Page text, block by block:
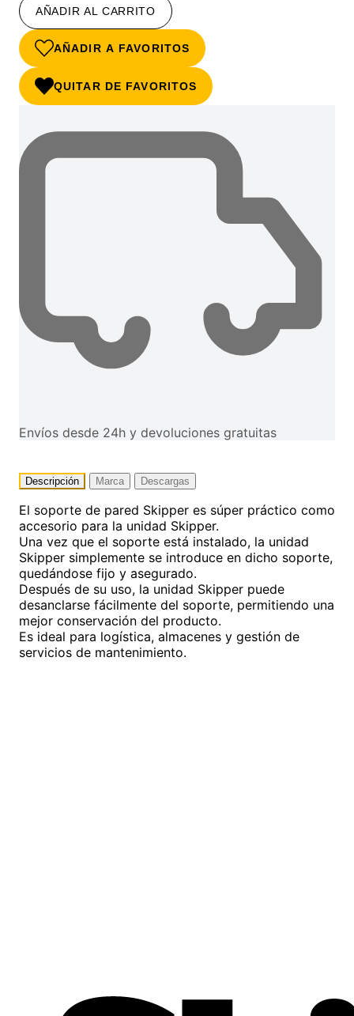
AÑADIR AL CARRITO
AÑADIR A FAVORITOS
QUITAR DE FAVORITOS
Envíos desde 24h y devoluciones gratuitas
Descripción Marca Descargas
El soporte de pared Skipper es súper práctico como
accesorio para la unidad Skipper.
Una vez que el soporte está instalado, la unidad
Skipper simplemente se introduce en dicho soporte,
quedándose fijo y asegurado.
Después de su uso, la unidad Skipper puede
desanclarse fácilmente del soporte, permitiendo una
mejor conservación del producto.
Es ideal para logística, almacenes y gestión de
servicios de mantenimiento.